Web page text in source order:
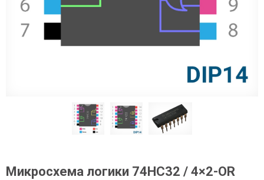
Микросхема логики 74HC32 / 4×2-OR